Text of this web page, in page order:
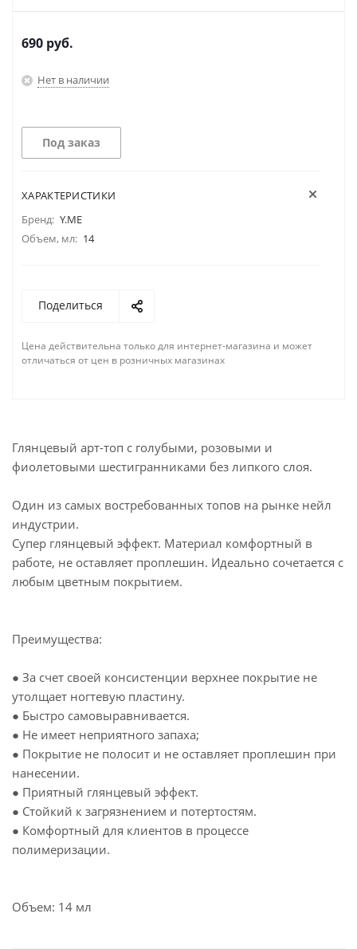
690 руб.
Нет в наличии
Под заказ
ХАРАКТЕРИСТИКИ
Бренд: Y.ME
Объем, мл: 14
Поделиться
Цена действительна только для интернет-магазина и может
отличаться от цен в розничных магазинах
Глянцевый арт-топ с голубыми, розовыми и
фиолетовыми шестигранниками без липкого слоя.
Один из самых востребованных топов на рынке нейл
индустрии.
Супер глянцевый эффект. Материал комфортный в
работе, не оставляет проплешин. Идеально сочетается с
любым цветным покрытием.
Преимущества:
● За счет своей консистенции верхнее покрытие не
утолщает ногтевую пластину.
● Быстро самовыравнивается.
● Не имеет неприятного запаха;
● Покрытие не полосит и не оставляет проплешин при
нанесении.
● Приятный глянцевый эффект.
● Стойкий к загрязнением и потертостям.
● Комфортный для клиентов в процессе
полимеризации.
Объем: 14 мл